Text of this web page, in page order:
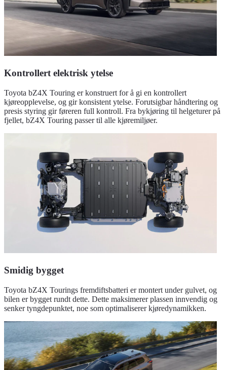
Kontrollert elektrisk ytelse
Toyota bZ4X Touring er konstruert for å gi en kontrollert
kjøreopplevelse, og gir konsistent ytelse. Forutsigbar håndtering og
presis styring gir føreren full kontroll. Fra bykjøring til helgeturer på
fjellet, bZ4X Touring passer til alle kjøremiljøer.
Smidig bygget
Toyota bZ4X Tourings fremdiftsbatteri er montert under gulvet, og
bilen er bygget rundt dette. Dette maksimerer plassen innvendig og
senker tyngdepunktet, noe som optimaliserer kjøredynamikken.